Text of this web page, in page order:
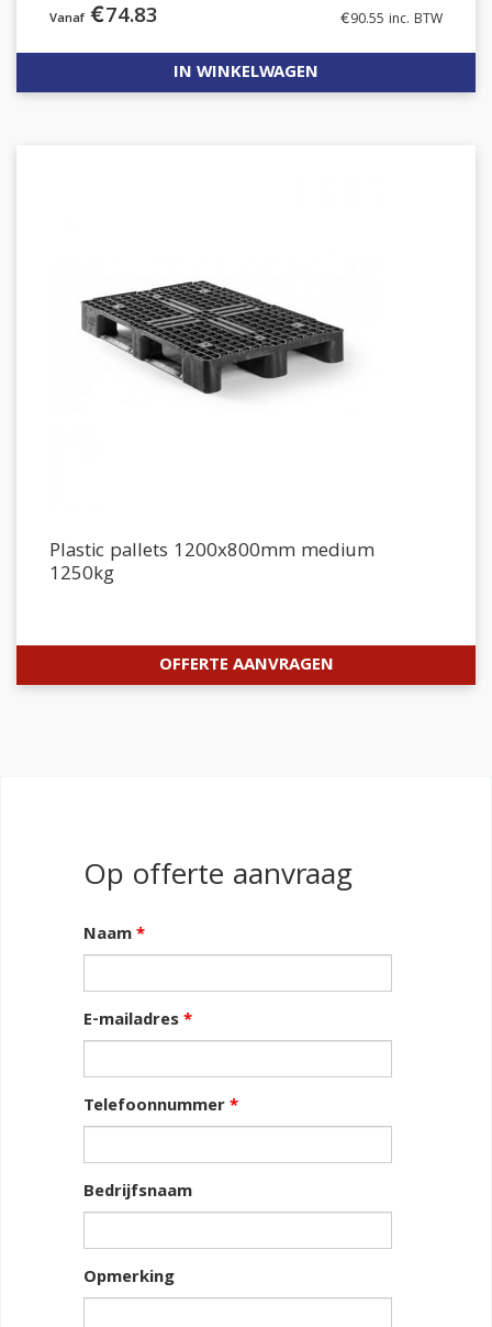
€74.83 €90.55 inc. BTW
IN WINKELWAGEN
Plastic pallets 1200x800mm medium
1250kg
OFFERTE AANVRAGEN
Op offerte aanvraag
Naam*
E-mailadres*
Telefoonnummer*
Bedrijfsnaam
Opmerking